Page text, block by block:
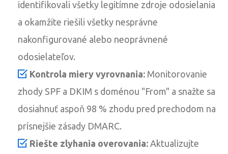
identifikovali všetky legitímne zdroje odosielania
a okamžite riešili všetky nesprávne
nakonfigurované alebo neoprávnené
odosielateľov.
Kontrola miery vyrovnania: Monitorovanie
zhody SPF a DKIM s doménou "From" a snažte sa
dosiahnuť aspoň 98 % zhodu pred prechodom na
prísnejšie zásady DMARC.
Riešte zlyhania overovania: Aktualizujte